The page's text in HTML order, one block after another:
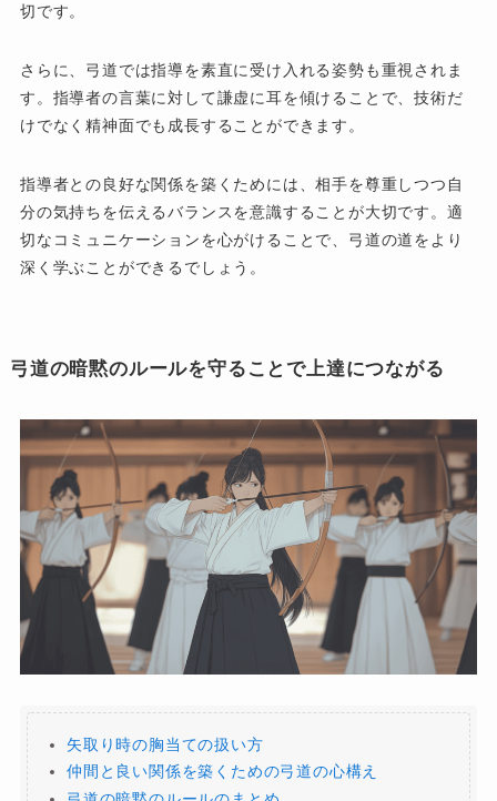
切です。
さらに、弓道では指導を素直に受け入れる姿勢も重視されま
す。指導者の言葉に対して謙虚に耳を傾けることで、技術だ
けでなく精神面でも成長することができます。
指導者との良好な関係を築くためには、相手を尊重しつつ自
分の気持ちを伝えるバランスを意識することが大切です。適
切なコミュニケーションを心がけることで、弓道の道をより
深く学ぶことができるでしょう。
弓道の暗黙のルールを守ることで上達につながる
矢取り時の胸当ての扱い方
仲間と良い関係を築くための弓道の心構え